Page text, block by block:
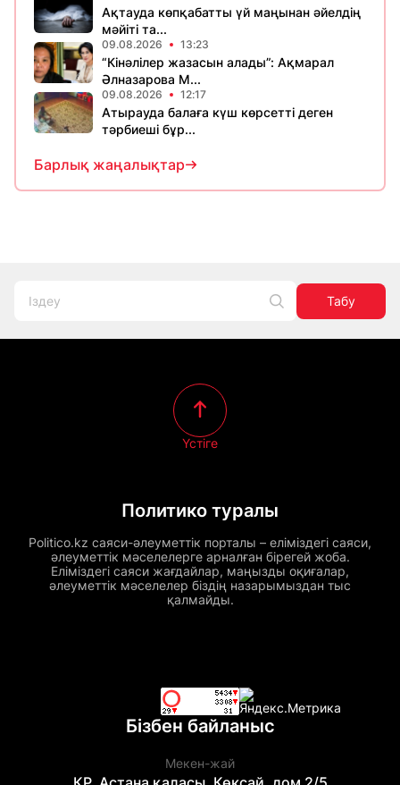
Ақтауда көпқабатты үй маңынан әйелдің
мәйіті та...
09.08.2026 13:23
“Кінәлілер жазасын алады”: Ақмарал
Әлназарова М...
09.08.2026 12:17
Атырауда балаға күш көрсетті деген
тәрбиеші бұр...
Барлық жаңалықтар
Табу
Политико туралы
Politico.kz саяси-әлеуметтік порталы – еліміздегі саяси,
әлеуметтік мәселелерге арналған бірегей жоба.
Еліміздегі саяси жағдайлар, маңызды оқиғалар,
әлеуметтік мәселелер біздің назарымыздан тыс
қалмайды.
Үстіге
Бізбен байланыс
Мекен-жай